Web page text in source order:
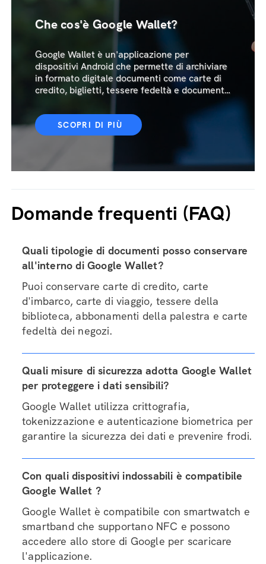
Che cos'è Google Wallet?
Google Wallet è un'applicazione per
dispositivi Android che permette di archiviare
in formato digitale documenti come carte di
credito, biglietti, tessere fedeltà e documenti
SCOPRI DI PIÙ
Domande frequenti (FAQ)
Quali tipologie di documenti posso conservare
all'interno di Google Wallet?
Puoi conservare carte di credito, carte
d'imbarco, carte di viaggio, tessere della
biblioteca, abbonamenti della palestra e carte
fedeltà dei negozi.
Quali misure di sicurezza adotta Google Wallet
per proteggere i dati sensibili?
Google Wallet utilizza crittografia,
tokenizzazione e autenticazione biometrica per
garantire la sicurezza dei dati e prevenire frodi.
Con quali dispositivi indossabili è compatibile
Google Wallet ?
Google Wallet è compatibile con smartwatch e
smartband che supportano NFC e possono
accedere allo store di Google per scaricare
l'applicazione.